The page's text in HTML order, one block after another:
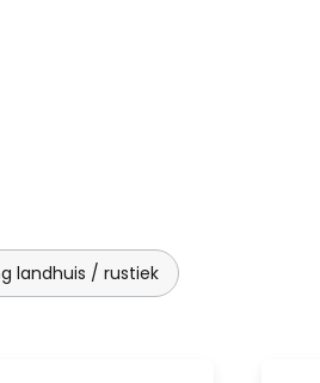
landhuis / rustiek